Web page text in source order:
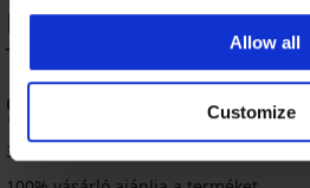
Allow all
Customize
Beryl NEW egyrészes
TERMÉK ÉRTÉKELÉSE
96
3 vásárló értékelte a terméket